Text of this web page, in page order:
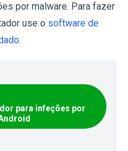
por malware. Para fazer
use o software de
para infeções por